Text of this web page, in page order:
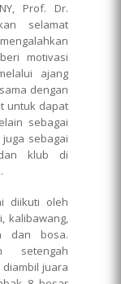
Prof. Dr.
selamat
motivasi
ajang
dengan
untuk dapat
sebagai
sebagai
klub di
diikuti oleh
kalibawang,
dan bosa.
setengah
juara